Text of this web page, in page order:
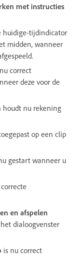
met instructies
huidige-tijdindicator
midden, wanneer
correct
deze voor de
houdt nu rekening
op een clip
gestart wanneer u
en afspelen
dialoogvenster
is nu correct